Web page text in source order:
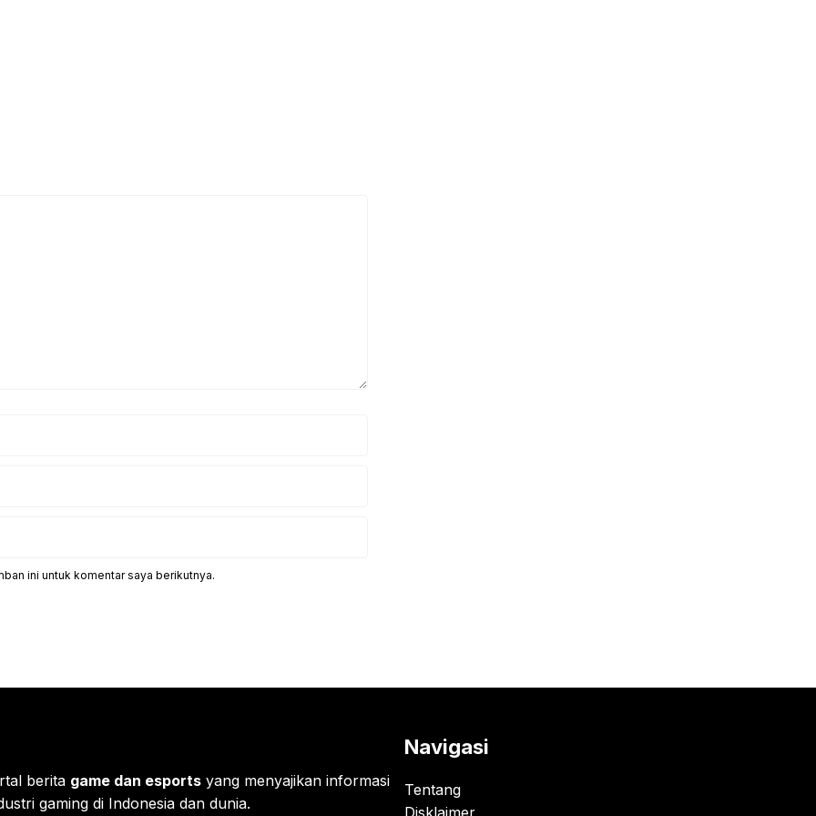
ini untuk komentar saya berikutnya.
berita game dan esports yang menyajikan informasi
gaming di Indonesia dan dunia.
Navigasi
Tentang
Disklaimer